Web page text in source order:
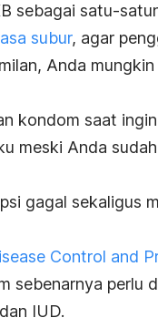
sebagai satu-
subur, agar
Anda
kondom saat
meski Anda
gagal sekaligus
Control and
sebenarnya perlu
IUD.